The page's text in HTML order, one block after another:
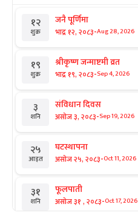
१२
शुक्र
जनै पूर्णिमा
भाद्र १२, २०८३-Aug 28, 2026
१९
शुक्र
श्रीकृष्ण जन्माष्टमी व्रत
भाद्र १९, २०८३-Sep 4, 2026
३
शनि
संविधान दिवस
असोज ३, २०८३-Sep 19, 2026
२५
आइत
घटस्थापना
असोज २५, २०८३-Oct 11, 2026
३१
शनि
फूलपाती
असोज ३१ , २०८३-Oct 17, 2026